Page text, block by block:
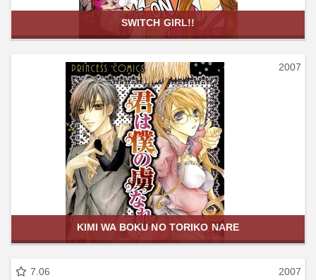
SWITCH GIRL!!
2007
KIMI WA BOKU NO TORIKO NARE
7.06 2007